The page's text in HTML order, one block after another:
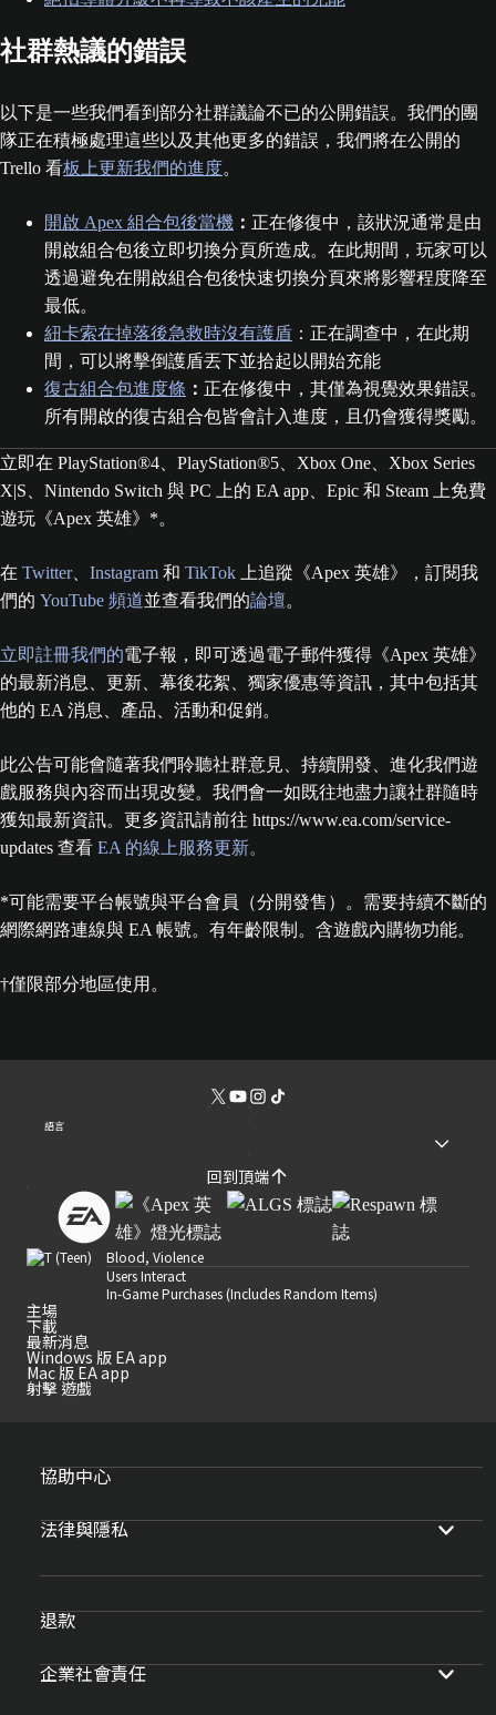
社群熱議的錯誤
以下是一些我們看到部分社群議論不已的公開錯誤。我們的團
隊正在積極處理這些以及其他更多的錯誤，我們將在公開的
Trello 看板上更新我們的進度。
開啟 Apex 組合包後當機 ： 正在修復中，該狀況通常是由
開啟組合包後立即切換分頁所造成。在此期間，玩家可以
透過避免在開啟組合包後快速切換分頁來將影響程度降至
最低。
紐卡索在掉落後急救時沒有護盾 ：正在調查中，在此期
間，可以將擊倒護盾丟下並拾起以開始充能
復古組合包進度條 ： 正在修復中，其僅為視覺效果錯誤。
所有開啟的復古組合包皆會計入進度，且仍會獲得獎勵。
立即在 PlayStation®4、PlayStation®5、Xbox One、Xbox Series
X|S、Nintendo Switch 與 PC 上的 EA app、Epic 和 Steam 上免費
遊玩《Apex 英雄》*。
在 Twitter、 Instagram 和 TikTok 上追蹤《Apex 英雄》，訂閱我
們的 YouTube 頻道並查看我們的論壇。
立即註冊我們的電子報，即可透過電子郵件獲得《Apex 英雄》
的最新消息、更新、幕後花絮、獨家優惠等資訊，其中包括其
他的 EA 消息、產品、活動和促銷。
此公告可能會隨著我們聆聽社群意見、持續開發、進化我們遊
戲服務與內容而出現改變。我們會一如既往地盡力讓社群隨時
獲知最新資訊。更多資訊請前往 https://www.ea.com/service-
updates 查看 EA 的線上服務更新。
*可能需要平台帳號與平台會員（分開發售）。需要持續不斷的
網際網路連線與 EA 帳號。有年齡限制。含遊戲內購物功能。
†僅限部分地區使用。
語言
回到頂端
Blood, Violence
Users Interact
In-Game Purchases (Includes Random Items)
主場
下載
最新消息
Windows 版 EA app
Mac 版 EA app
射擊 遊戲
協助中心
法律與隱私
退款
企業社會責任